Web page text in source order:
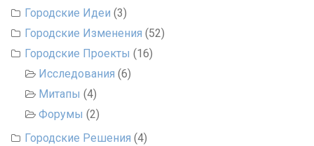
Городские Идеи (3)
Городские Изменения (52)
Городские Проекты (16)
Исследования (6)
Митапы (4)
Форумы (2)
Городские Решения (4)